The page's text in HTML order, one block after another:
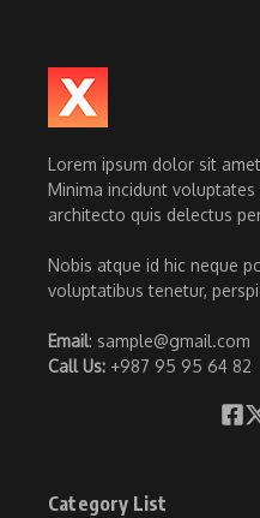
Lorem ipsum dolor sit
Minima incidunt
architecto quis delectus
Nobis atque id hic neque
voluptatibus tenetur,
Email: sample@gmail.com
Call Us: +987 95 95 64 82
Category List